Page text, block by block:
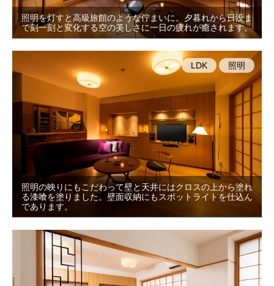
照明を灯すと高級旅館のような佇まいに。夕暮れから日没ま
で刻一刻と変化する空の美しさに一日の疲れが癒されます。
照明の映りにもこだわって壁と天井にはクロスの上から塗れ
る漆喰を塗りました。壁面収納にもスポットライトを仕込ん
であります。
LDK 照明